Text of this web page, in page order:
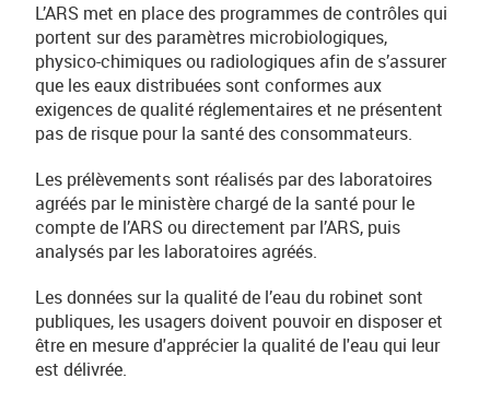
L’ARS met en place des programmes de contrôles qui
portent sur des paramètres microbiologiques,
physico-chimiques ou radiologiques afin de s’assurer
que les eaux distribuées sont conformes aux
exigences de qualité réglementaires et ne présentent
pas de risque pour la santé des consommateurs.
Les prélèvements sont réalisés par des laboratoires
agréés par le ministère chargé de la santé pour le
compte de l’ARS ou directement par l’ARS, puis
analysés par les laboratoires agréés.
Les données sur la qualité de l’eau du robinet sont
publiques, les usagers doivent pouvoir en disposer et
être en mesure d'apprécier la qualité de l'eau qui leur
est délivrée.